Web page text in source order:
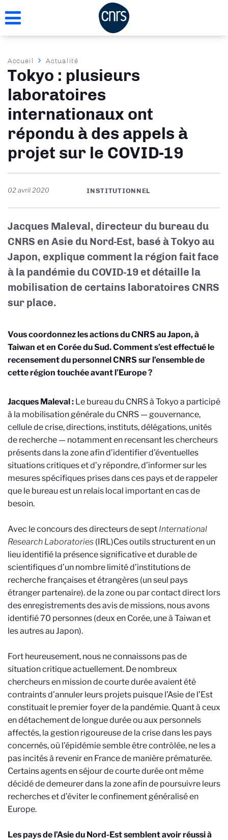
au
Fil
d'Ariane
Accueil Actualité
Tokyo : plusieurs
laboratoires
internationaux ont
répondu à des appels à
projet sur le COVID-19
02 avril 2020 INSTITUTIONNEL
Jacques Maleval, directeur du bureau du
CNRS en Asie du Nord-Est, basé à Tokyo au
Japon, explique comment la région fait face
à la pandémie du COVID-19 et détaille la
mobilisation de certains laboratoires CNRS
sur place.
Vous coordonnez les actions du CNRS au Japon, à
Taiwan et en Corée du Sud. Comment s’est effectué le
recensement du personnel CNRS sur l’ensemble de
cette région touchée avant l’Europe ?
Jacques Maleval : Le bureau du CNRS à Tokyo a participé
à la mobilisation générale du CNRS — gouvernance,
cellule de crise, directions, instituts, délégations, unités
de recherche — notamment en recensant les chercheurs
présents dans la zone afin d’identifier d’éventuelles
situations critiques et d’y répondre, d’informer sur les
mesures spécifiques prises dans ces pays et de rappeler
que le bureau est un relais local important en cas de
besoin.
Avec le concours des directeurs de sept International
Research Laboratories (IRL)Ces outils structurent en un
lieu identifié la présence significative et durable de
scientifiques d’un nombre limité d’institutions de
recherche françaises et étrangères (un seul pays
étranger partenaire).de la zone ou par contact direct lors
des enregistrements des avis de missions, nous avons
identifié 70 personnes (deux en Corée, une à Taiwan et
les autres au Japon).
Fort heureusement, nous ne connaissons pas de
situation critique actuellement. De nombreux
chercheurs en mission de courte durée avaient été
contraints d’annuler leurs projets puisque l’Asie de l’Est
constituait le premier foyer de la pandémie. Quant à ceux
en détachement de longue durée ou aux personnels
affectés, la gestion rigoureuse de la crise dans les pays
concernés, où l’épidémie semble être contrôlée, ne les a
pas incités à revenir en France de manière prématurée.
Certains agents en séjour de courte durée ont même
décidé de demeurer dans la zone afin de poursuivre leurs
recherches et d’éviter le confinement généralisé en
Europe.
Les pays de l’Asie du Nord-Est semblent avoir réussi à